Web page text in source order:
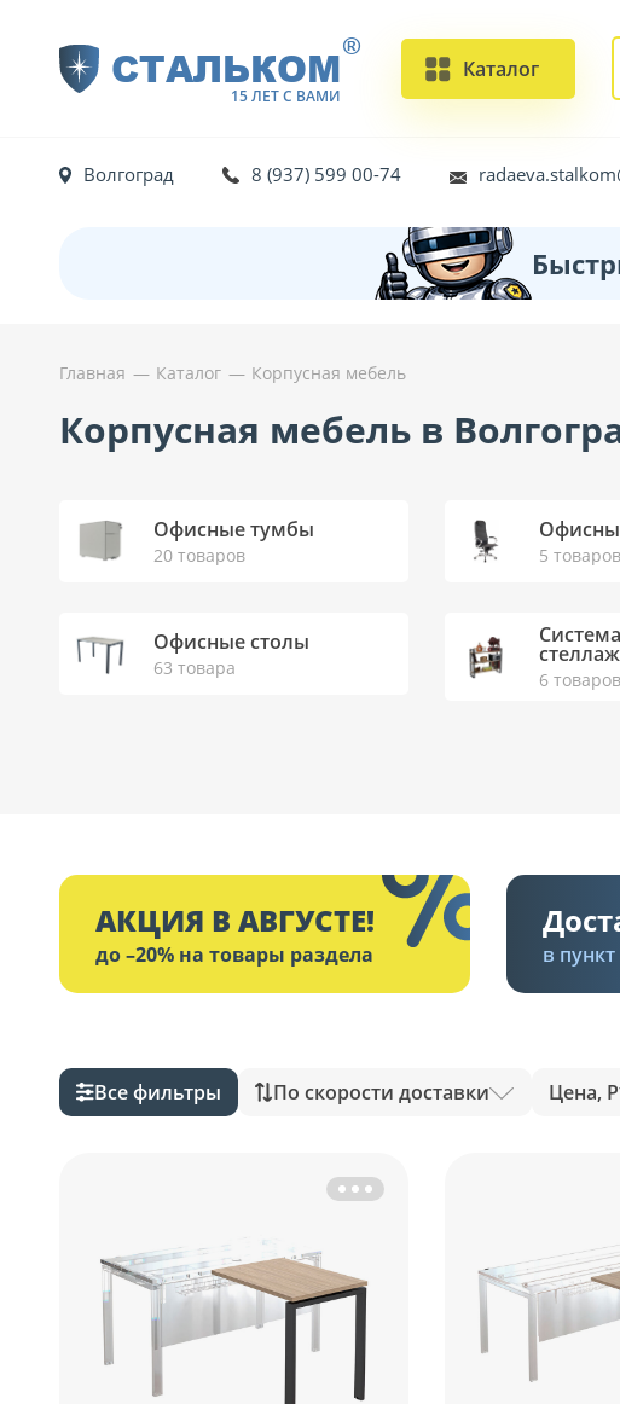
СТАЛЬКОМ
15 ЛЕТ С ВАМИ
®
Каталог
Волгоград 8 (937) 599 00-74
Главная Каталог Корпусная мебель
Корпусная мебель в
Офисные тумбы
20 товаров 5 товаров
Офисные столы
63 товара
6 товаров
АКЦИЯ В АВГУСТЕ!
до –20% на товары раздела в
Все фильтры По скорости доставки Цена, Р